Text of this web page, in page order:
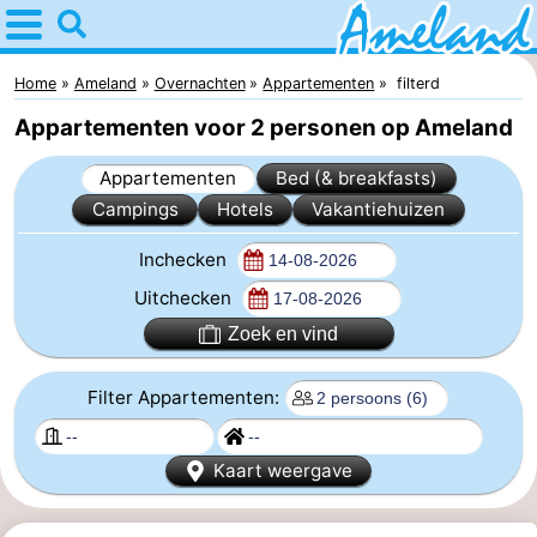
Home
Ameland
Tips
Voor
Overnachten
Appartementen
-
Ameland
Bed
Home Ameland Overnachten Appartementen filterd
Appartementen voor 2 personen op Ameland
Appartementen
Bed (& breakfasts)
Campings
Hotels Vakantiehuizen
Inchecken
Uitchecken
Zoek en vind
Filter Appartementen:
Kaart weergave